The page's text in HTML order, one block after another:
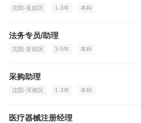
沈阳-皇姑区 1-3年 本科
法务专员/助理
沈阳-皇姑区 3-5年 本科
采购助理
沈阳-浑南区 1-3年 本科
医疗器械注册经理